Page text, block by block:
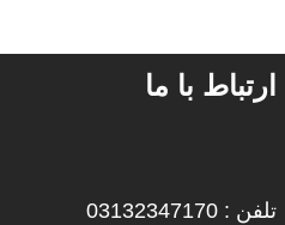
ارتباط با ما
تلفن : 03132347170